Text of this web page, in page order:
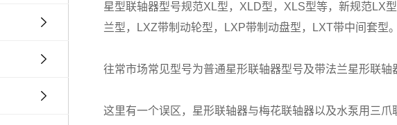
星型联轴器型号规范XL型，XLD型，XLS型等，新规范LX
兰型，LXZ带制动轮型，LXP带制动盘型，LXT带中间套型。
往常市场常见型号为普通星形联轴器型号及带法兰星形联轴
这里有一个误区，星形联轴器与梅花联轴器以及水泵用三